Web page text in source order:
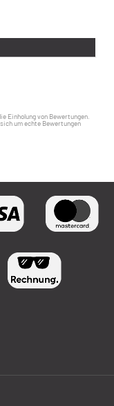
Einholung von Bewertungen.
um echte Bewertungen